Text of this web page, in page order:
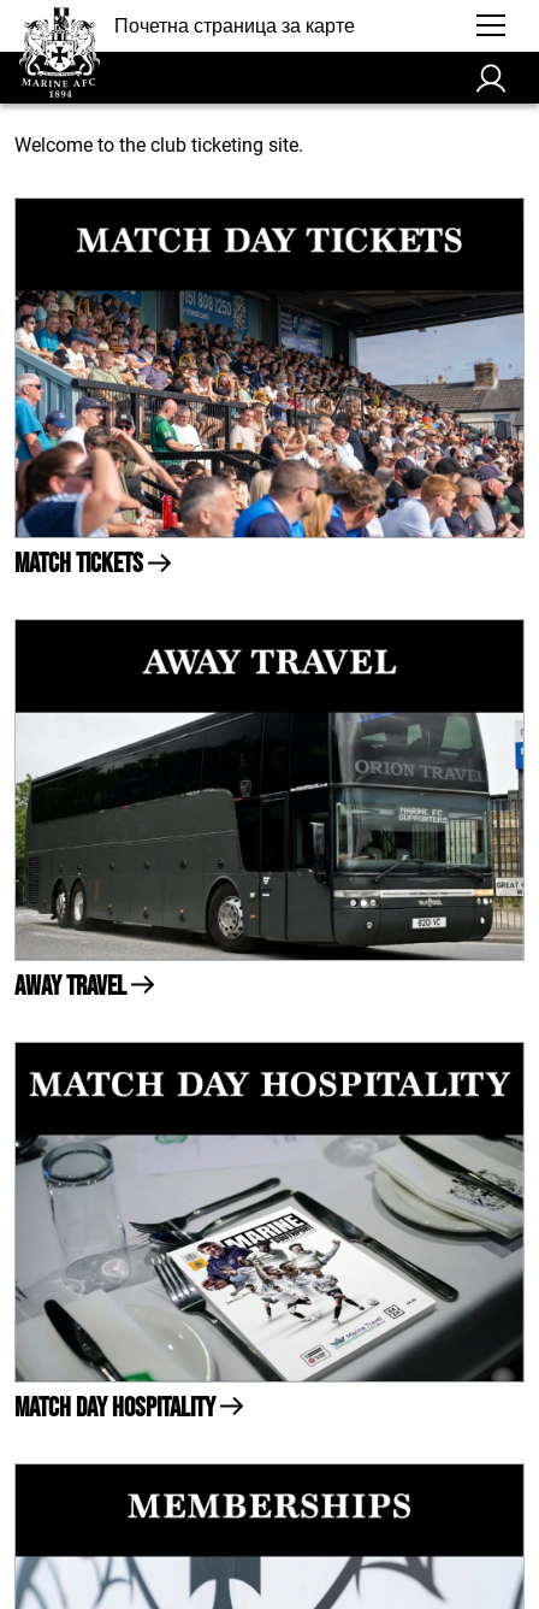
Почетна страница за карте
Welcome to the club ticketing site.
Match Tickets
Away Travel
Match Day Hospitality